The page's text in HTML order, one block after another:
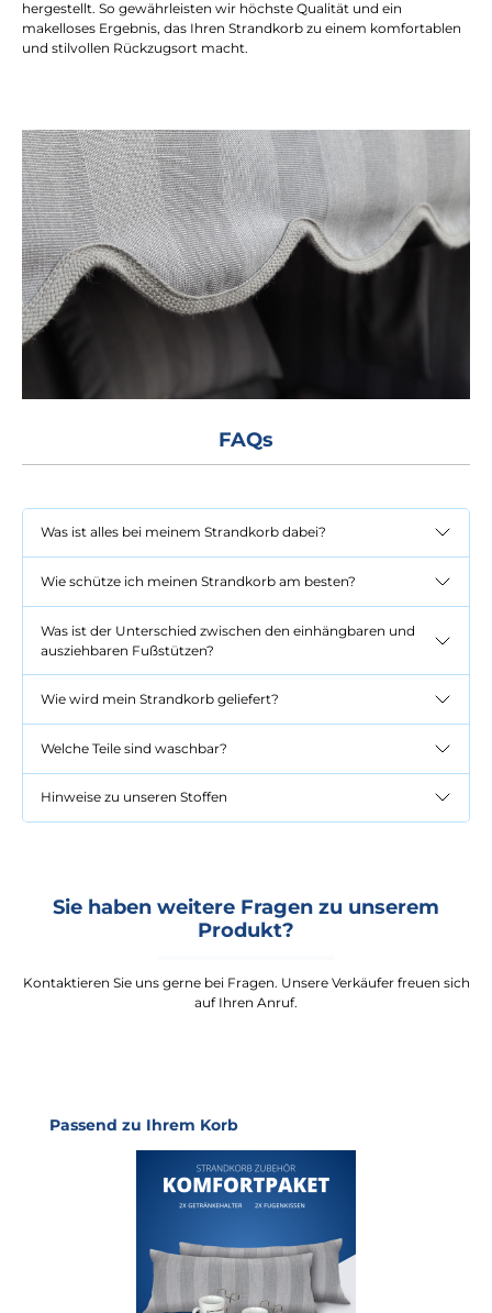
hergestellt. So gewährleisten wir höchste Qualität und ein
makelloses Ergebnis, das Ihren Strandkorb zu einem komfortablen
und stilvollen Rückzugsort macht.
FAQs
Was ist alles bei meinem Strandkorb dabei?
Wie schütze ich meinen Strandkorb am besten?
Was ist der Unterschied zwischen den einhängbaren und
ausziehbaren Fußstützen?
Wie wird mein Strandkorb geliefert?
Welche Teile sind waschbar?
Hinweise zu unseren Stoffen
Sie haben weitere Fragen zu unserem
Produkt?
Kontaktieren Sie uns gerne bei Fragen. Unsere Verkäufer freuen sich
auf Ihren Anruf.
Produktgalerie überspringen
Passend zu Ihrem Korb